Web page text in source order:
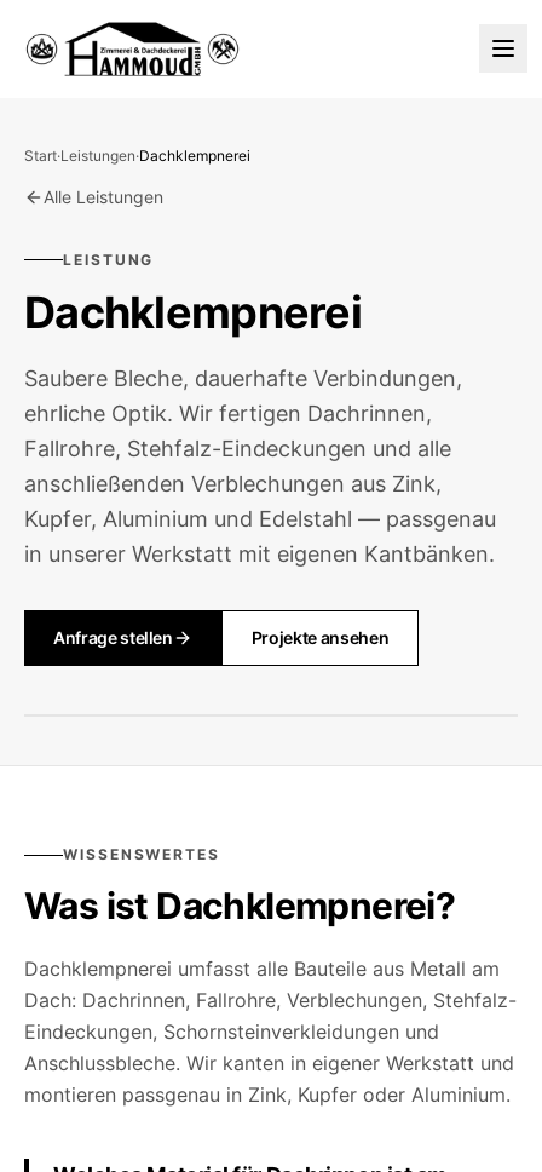
Start·Leistungen·Dachklempnerei
Alle Leistungen
LEISTUNG
Dachklempnerei
Saubere Bleche, dauerhafte Verbindungen,
ehrliche Optik. Wir fertigen Dachrinnen,
Fallrohre, Stehfalz-Eindeckungen und alle
anschließenden Verblechungen aus Zink,
Kupfer, Aluminium und Edelstahl — passgenau
in unserer Werkstatt mit eigenen Kantbänken.
Anfrage stellen Projekte ansehen
WISSENSWERTES
Was ist Dachklempnerei?
Dachklempnerei umfasst alle Bauteile aus Metall am
Dach: Dachrinnen, Fallrohre, Verblechungen, Stehfalz-
Eindeckungen, Schornsteinverkleidungen und
Anschlussbleche. Wir kanten in eigener Werkstatt und
montieren passgenau in Zink, Kupfer oder Aluminium.